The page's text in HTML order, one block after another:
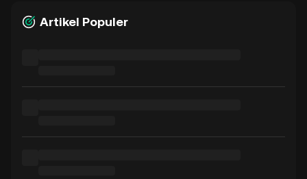
Artikel Populer